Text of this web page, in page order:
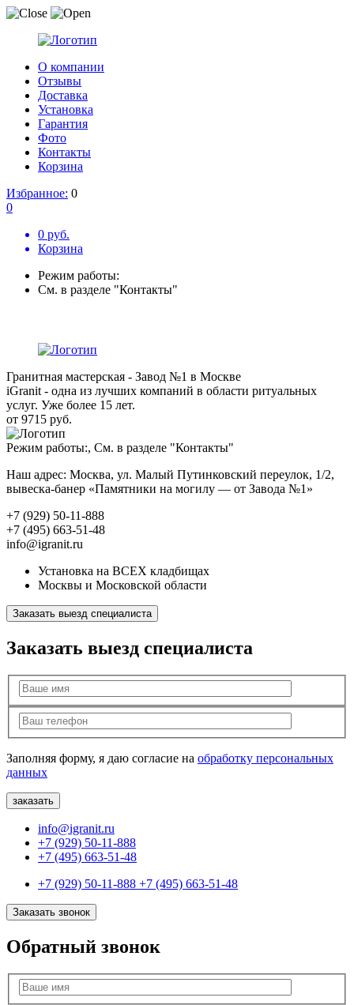
О компании
Отзывы
Доставка
Установка
Гарантия
Фото
Контакты
Корзина
Избранное: 0
0
0 руб.
Корзина
Режим работы:
См. в разделе "Контакты"
Гранитная мастерская - Завод №1 в Москве
iGranit - одна из лучших компаний в области ритуальных
услуг. Уже более 15 лет.
от 9715 руб.
Режим работы:, См. в разделе "Контакты"
Наш адрес: Москва, ул. Малый Путинковский переулок, 1/2,
вывеска-банер «Памятники на могилу — от Завода №1»
+7 (929) 50-11-888
+7 (495) 663-51-48
info@igranit.ru
Установка на ВСЕХ кладбищах
Москвы и Московской области
Заказать выезд специалиста
Заказать выезд специалиста
Заполняя форму, я даю согласие на обработку персональных
данных
info@igranit.ru
+7 (929) 50-11-888
+7 (495) 663-51-48
+7 (929) 50-11-888 +7 (495) 663-51-48
Заказать звонок
Обратный звонок